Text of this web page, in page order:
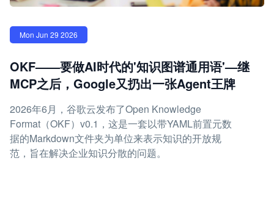
Mon Jun 29 2026
OKF——要做AI时代的'知识图谱通用语'—继
MCP之后，Google又扔出一张Agent王牌
2026年6月，谷歌云发布了Open Knowledge
Format（OKF）v0.1，这是一套以带YAML前置元数
据的Markdown文件夹为单位来表示知识的开放规
范，旨在解决企业知识分散的问题。